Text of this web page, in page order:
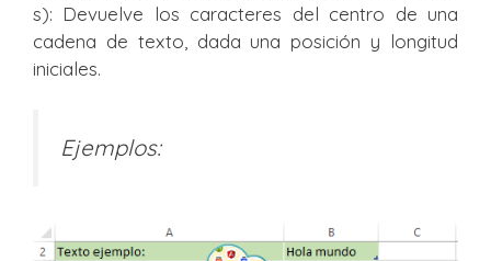
s): Devuelve los caracteres del centro de una
cadena de texto, dada una posición y longitud
iniciales.
Ejemplos: